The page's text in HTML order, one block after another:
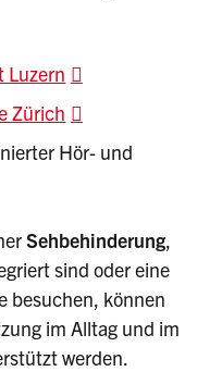
Luzern
Zürich
Hör- und
Sehbehinderung,
sind oder eine
besuchen, können
im Alltag und im
werden.